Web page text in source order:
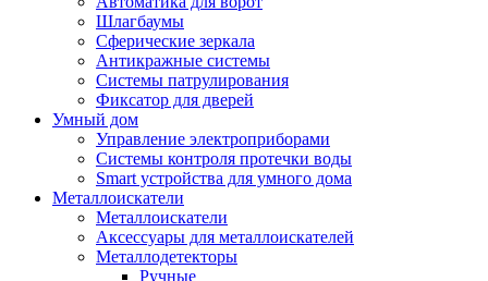
Шлагбаумы
Сферические зеркала
Антикражные системы
Системы патрулирования
Фиксатор для дверей
Умный дом
Управление электроприборами
Системы контроля протечки воды
Smart устройства для умного дома
Металлоискатели
Металлоискатели
Аксессуары для металлоискателей
Металлодетекторы
Ручные